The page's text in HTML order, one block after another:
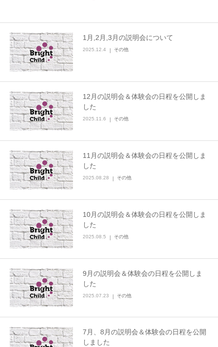
1月,2月,3月の説明会について
2025.12.4 その他
12月の説明会＆体験会の日程を公開しま
した
2025.11.6 その他
11月の説明会＆体験会の日程を公開しま
した
2025.08.28 その他
10月の説明会＆体験会の日程を公開しま
した
2025.08.5 その他
9月の説明会＆体験会の日程を公開しま
した
2025.07.23 その他
7月、8月の説明会＆体験会の日程を公開
しました